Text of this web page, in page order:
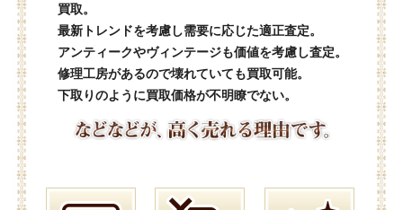
買取。
最新トレンドを考慮し需要に応じた適正査定。
アンティークやヴィンテージも価値を考慮し査定。
修理工房があるので壊れていても買取可能。
下取りのように買取価格が不明瞭でない。